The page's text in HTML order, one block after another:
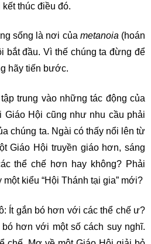
thúc điều đó.
sống là nơi của metanoia (hoán
bắt đầu. Vì thế chúng ta đừng để
hãy tiến bước.
trung vào những tác động của
Hội cũng như nhu cầu phải
chúng ta. Ngài có thấy nổi lên từ
Giáo Hội truyền giáo hơn, sáng
thể chế hơn hay không? Phải
kiểu “Hội Thánh tại gia” mới?
Ít gắn bó hơn với các thể chế ư?
hơn với một số cách suy nghĩ.